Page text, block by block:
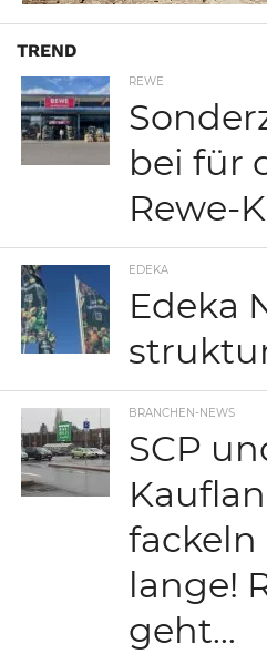
TREND
REWE
bei für
Rewe-
EDEKA
Edeka
BRANCHEN-NEWS
SCP
lange!
geht…